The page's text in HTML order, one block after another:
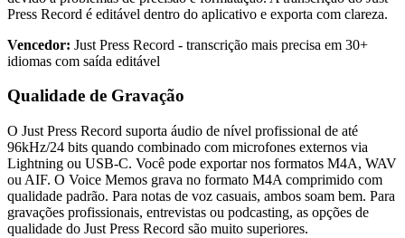
Press Record é editável dentro do aplicativo e exporta com clareza.
Vencedor: Just Press Record - transcrição mais precisa em 30+
idiomas com saída editável
Qualidade de Gravação
O Just Press Record suporta áudio de nível profissional de até
96kHz/24 bits quando combinado com microfones externos via
Lightning ou USB-C. Você pode exportar nos formatos M4A, WAV
ou AIF. O Voice Memos grava no formato M4A comprimido com
qualidade padrão. Para notas de voz casuais, ambos soam bem. Para
gravações profissionais, entrevistas ou podcasting, as opções de
qualidade do Just Press Record são muito superiores.